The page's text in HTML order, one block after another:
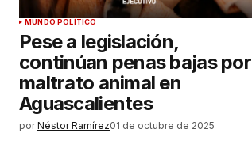
MUNDO POLÍTICO
Pese a legislación,
continúan penas bajas por
maltrato animal en
Aguascalientes
por Néstor Ramírez01 de octubre de 2025